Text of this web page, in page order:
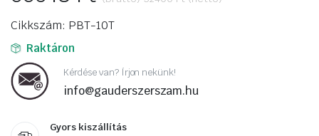
Cikkszám: PBT-10T
Raktáron
Kérdése van? Írjon nekünk!
info@gauderszerszam.hu
Gyors kiszállítás